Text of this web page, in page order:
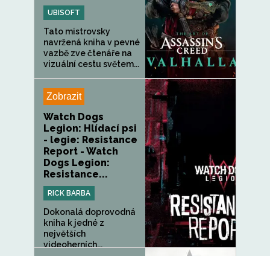
UBISOFT
Tato mistrovsky
navržená kniha v pevné
vazbě zve čtenáře na
vizuální cestu světem...
Zobrazit
Watch Dogs
Legion: Hlídací psi
- legie: Resistance
Report - Watch
Dogs Legion:
Resistance...
RICK BARBA
Dokonalá doprovodná
kniha k jedné z
největších
videoherních...